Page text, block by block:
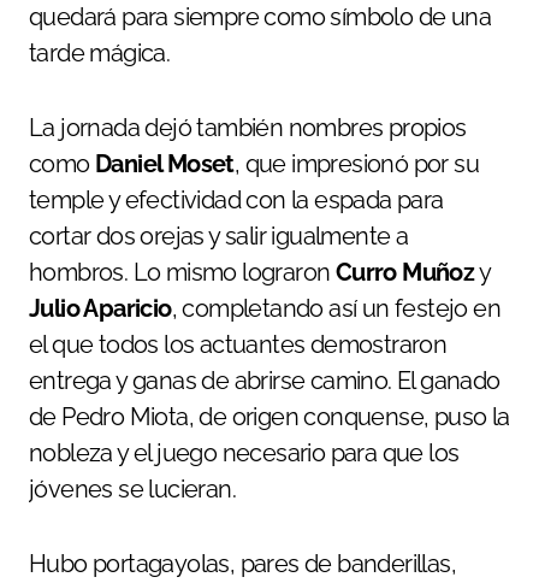
quedará para siempre como símbolo de una
tarde mágica.
La jornada dejó también nombres propios
como Daniel Moset, que impresionó por su
temple y efectividad con la espada para
cortar dos orejas y salir igualmente a
hombros. Lo mismo lograron Curro Muñozy
Julio Aparicio, completando así un festejo en
el que todos los actuantes demostraron
entrega y ganas de abrirse camino. El ganado
de Pedro Miota, de origen conquense, puso la
nobleza y el juego necesario para que los
jóvenes se lucieran.
Hubo portagayolas, pares de banderillas,